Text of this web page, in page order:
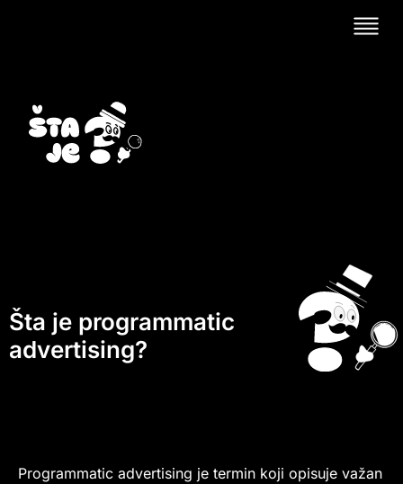
Šta je programmatic
advertising?
Programmatic advertising je termin koji opisuje važan